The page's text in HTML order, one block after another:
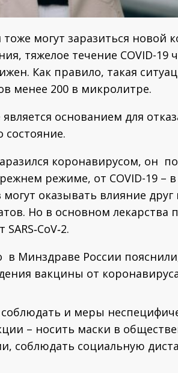
могут заразиться новой
тяжелое течение COVID-19
Как правило, такая
менее 200 в микролитре.
основанием для
состояние.
коронавирусом, он
режиме, от COVID-19 –
оказывать влияние друг
Но в основном лекарства
в Минздраве России
вакцины от
и меры
– носить маски в
соблюдать социальную